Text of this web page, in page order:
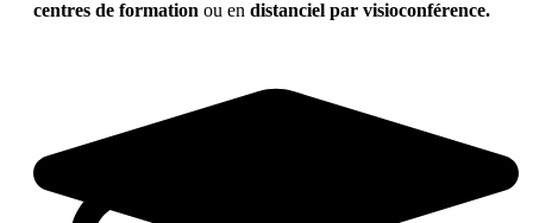
centres de formation ou en distanciel par visioconférence.